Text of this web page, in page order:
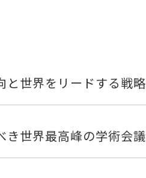
と世界をリードする戦略
き世界最高峰の学術会議